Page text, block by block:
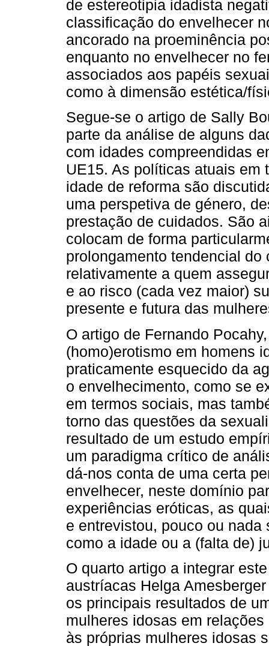
de estereotipia idadista
classificação do envelhecer
ancorado na proeminência
enquanto no envelhecer no
associados aos papéis
como à dimensão estética/
Segue-se o artigo de Sally
parte da análise de alguns
com idades compreendidas
UE15. As políticas atuais em
idade de reforma são
uma perspetiva de género,
prestação de cuidados. São
colocam de forma
prolongamento tendencial
relativamente a quem
e ao risco (cada vez maior)
presente e futura das
O artigo de Fernando
(homo)erotismo em homens
praticamente esquecido da
o envelhecimento, como se
em termos sociais, mas
torno das questões da
resultado de um estudo
um paradigma crítico de
dá-nos conta de uma certa
envelhecer, neste domínio
experiências eróticas, as
e entrevistou, pouco ou
como a idade ou a (falta de)
O quarto artigo a integrar
austríacas Helga
os principais resultados de
mulheres idosas em
às próprias mulheres idosas